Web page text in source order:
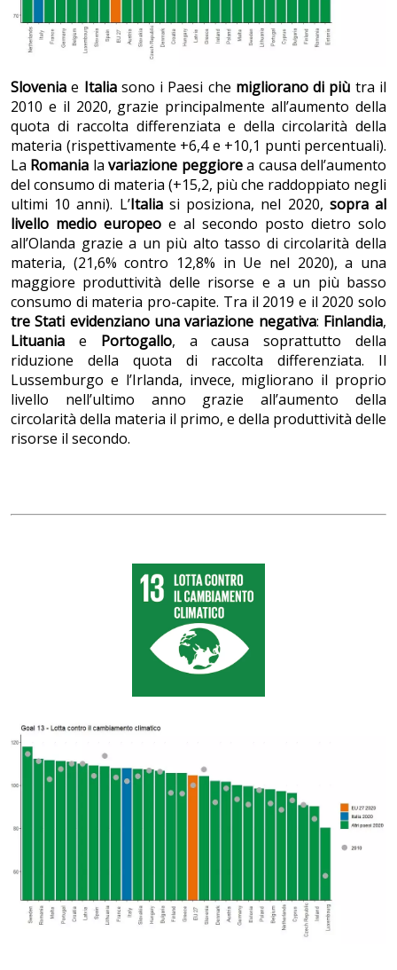
Sloveniae Italia sono i Paesi che migliorano di più tra il
2010 e il 2020, grazie principalmente all’aumento della
quota di raccolta differenziata e della circolarità della
materia (rispettivamente +6,4 e +10,1 punti percentuali).
La Romania lavariazione peggiorea causa dell’aumento
del consumo di materia (+15,2, più che raddoppiato negli
ultimi 10 anni). L’Italiasi posiziona, nel 2020, sopra al
livello medio europeo e al secondo posto dietro solo
all’Olanda grazie a un più alto tasso di circolarità della
materia, (21,6% contro 12,8% in Ue nel 2020), a una
maggiore produttività delle risorse e a un più basso
consumo di materia pro-capite. Tra il 2019 e il 2020 solo
tre Stati evidenziano una variazione negativa: Finlandia,
Lituania e Portogallo, a causa soprattutto della
riduzione della quota di raccolta differenziata. Il
Lussemburgo e l’Irlanda, invece, migliorano il proprio
livello nell’ultimo anno grazie all’aumento della
circolarità della materia il primo, e della produttività delle
risorse il secondo.